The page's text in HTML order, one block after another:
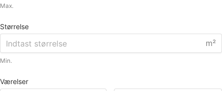
Max.
Størrelse
m²
Min.
Værelser